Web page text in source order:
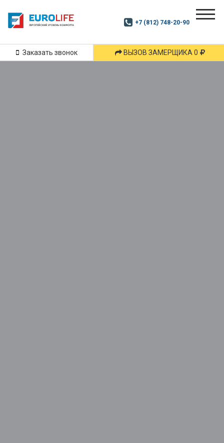
+7 (812) 748-20-90
Заказать звонок ВЫЗОВ ЗАМЕРЩИКА 0
Почитай
подпишись
Дзен